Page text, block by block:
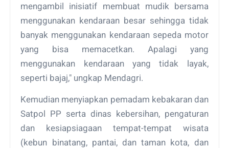
mengambil inisiatif membuat mudik bersama
menggunakan kendaraan besar sehingga tidak
banyak menggunakan kendaraan sepeda motor
yang bisa memacetkan. Apalagi yang
menggunakan kendaraan yang tidak layak,
seperti bajaj," ungkap Mendagri.
Kemudian menyiapkan pemadam kebakaran dan
Satpol PP serta dinas kebersihan, pengaturan
dan kesiapsiagaan tempat-tempat wisata
(kebun binatang, pantai, dan taman kota, dan